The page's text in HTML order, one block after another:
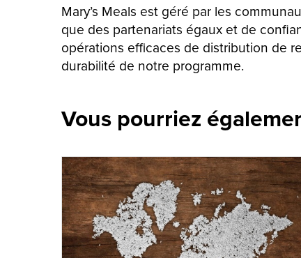
Mary’s Meals est géré par les
que des partenariats égaux et de
opérations efficaces de distribution de
durabilité de notre programme.
Vous pourriez